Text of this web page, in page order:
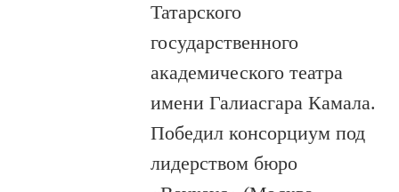
Татарского
государственного
академического театра
имени Галиасгара Камала.
Победил консорциум под
лидерством бюро